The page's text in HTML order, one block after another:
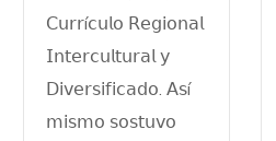
𝖢𝗎𝗋𝗋í𝖼𝗎𝗅𝗈 𝖱𝖾𝗀𝗂𝗈𝗇𝖺𝗅
𝖨𝗇𝗍𝖾𝗋𝖼𝗎𝗅𝗍𝗎𝗋𝖺𝗅 𝗒
𝖣𝗂𝗏𝖾𝗋𝗌𝗂𝖿𝗂𝖼𝖺𝖽𝗈. 𝖠𝗌í
𝗆𝗂𝗌𝗆𝗈 𝗌𝗈𝗌𝗍𝗎𝗏𝗈